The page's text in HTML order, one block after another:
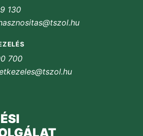
130
700